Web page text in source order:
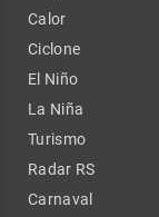
Calor
Ciclone
El Niño
La Niña
Turismo
Radar RS
Carnaval